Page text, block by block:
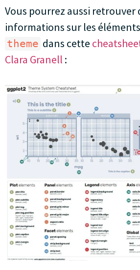
Vous pourrez aussi retrouver
informations sur les
theme dans cette
Clara Granell :